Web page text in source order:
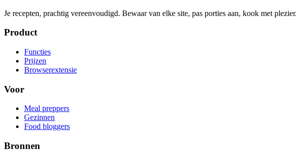
Je recepten, prachtig vereenvoudigd. Bewaar van elke site, pas porties aan, kook met plezier.
Product
Functies
Prijzen
Browserextensie
Voor
Meal preppers
Gezinnen
Food bloggers
Bronnen